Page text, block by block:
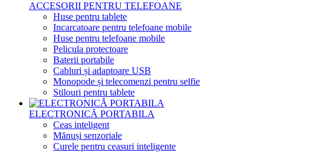
ACCESORII PENTRU TELEFOANE
Huse pentru tablete
Incarcatoare pentru telefoane mobile
Huse pentru telefoane mobile
Pelicula protectoare
Baterii portabile
Cabluri și adaptoare USB
Monopode și telecomenzi pentru selfie
Stilouri pentru tablete
ELECTRONICĂ PORTABILA
Ceas inteligent
Mănuși senzoriale
Curele pentru ceasuri inteligente